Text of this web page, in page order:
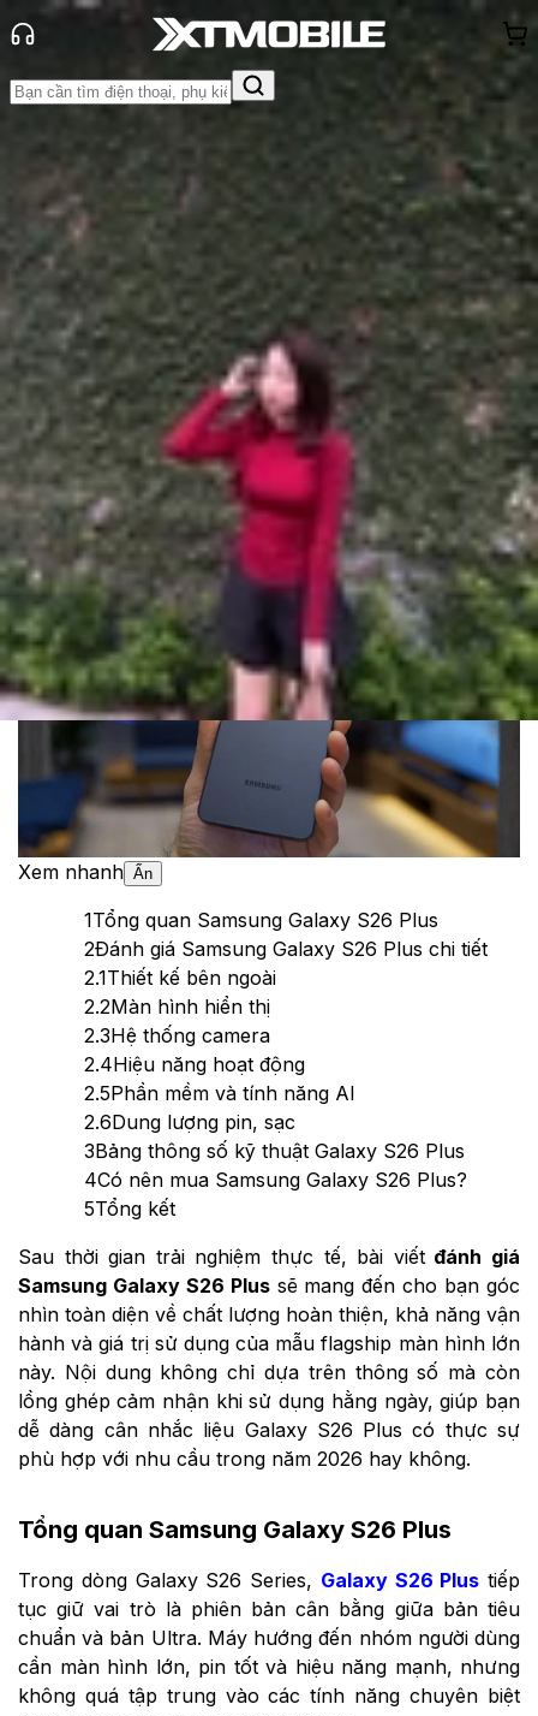
Tin tức
Đánh Giá - Trên Tay
Tin Mới
Đánh Giá - Trên Tay So Sánh Tư vấn
Khuyến
mãiThủ thuật Hỏi đáp App - Game Thông báo
Khách
hàng - Sự kiện
Đánh giá Samsung Galaxy S26
Plus: Có đáng bỏ tiền hay không?
Anh Thư
Ngày đăng:
02/03/2026
Cập nhật: 11/07/2026
Theo dõi XTMobile trên
Xem nhanh Ẩn
1Tổng quan Samsung Galaxy S26 Plus
2Đánh giá Samsung Galaxy S26 Plus chi tiết
2.1Thiết kế bên ngoài
2.2Màn hình hiển thị
2.3Hệ thống camera
2.4Hiệu năng hoạt động
2.5Phần mềm và tính năng AI
2.6Dung lượng pin, sạc
3Bảng thông số kỹ thuật Galaxy S26 Plus
4Có nên mua Samsung Galaxy S26 Plus?
5Tổng kết
Sau thời gian trải nghiệm thực tế, bài viết đánh giá
Samsung Galaxy S26 Plussẽ mang đến cho bạn góc
nhìn toàn diện về chất lượng hoàn thiện, khả năng vận
hành và giá trị sử dụng của mẫu flagship màn hình lớn
này. Nội dung không chỉ dựa trên thông số mà còn
lồng ghép cảm nhận khi sử dụng hằng ngày, giúp bạn
dễ dàng cân nhắc liệu Galaxy S26 Plus có thực sự
phù hợp với nhu cầu trong năm 2026 hay không.
Tổng quan Samsung Galaxy S26 Plus
Trong dòng Galaxy S26 Series, Galaxy S26 Plus tiếp
tục giữ vai trò là phiên bản cân bằng giữa bản tiêu
chuẩn và bản Ultra. Máy hướng đến nhóm người dùng
cần màn hình lớn, pin tốt và hiệu năng mạnh, nhưng
không quá tập trung vào các tính năng chuyên biệt